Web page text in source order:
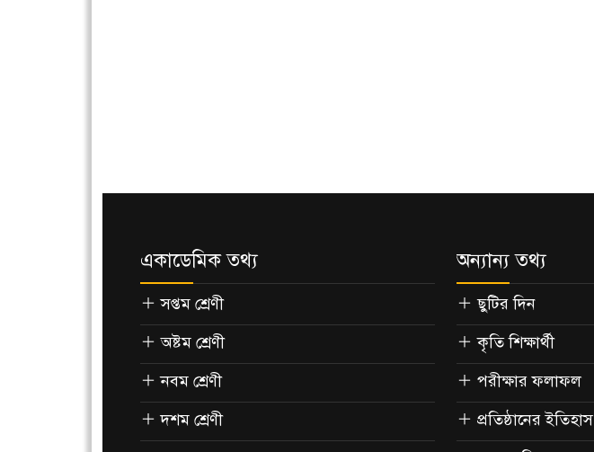
একাডেমিক তথ্য
সপ্তম শ্রেণী
অষ্টম শ্রেণী
নবম শ্রেণী
দশম শ্রেণী
অন্যান্য তথ্য
ছুটির দিন
কৃতি শিক্ষার্থী
পরীক্ষার ফলাফল
প্রতিষ্ঠানের ইতিহাস